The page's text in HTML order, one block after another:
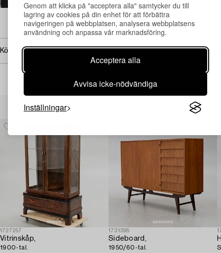
Genom att klicka på "acceptera alla" samtycker du till
lagring av cookies på din enhet för att förbättra
navigeringen på webbplatsen, analysera webbplatsens
användning och anpassa vår marknadsföring.
Acceptera alla
Avvisa icke-nödvändiga
Inställningar
E-post
→ Se vad vi söker
Köpinformation
1727257
Vitrinskåp,
1900-tal.
1731398
Sideboard,
1950/60-tal.